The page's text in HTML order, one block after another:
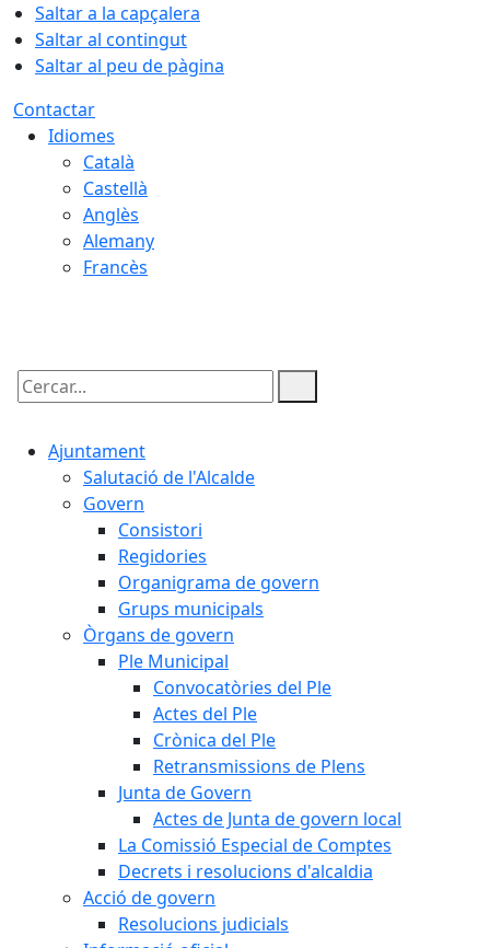
Saltar a la capçalera
Saltar al contingut
Saltar al peu de pàgina
Contactar
Idiomes
Català
Castellà
Anglès
Alemany
Francès
Cercar:
Ajuntament
Salutació de l'Alcalde
Govern
Consistori
Regidories
Organigrama de govern
Grups municipals
Òrgans de govern
Ple Municipal
Convocatòries del Ple
Actes del Ple
Crònica del Ple
Retransmissions de Plens
Junta de Govern
Actes de Junta de govern local
La Comissió Especial de Comptes
Decrets i resolucions d'alcaldia
Acció de govern
Resolucions judicials